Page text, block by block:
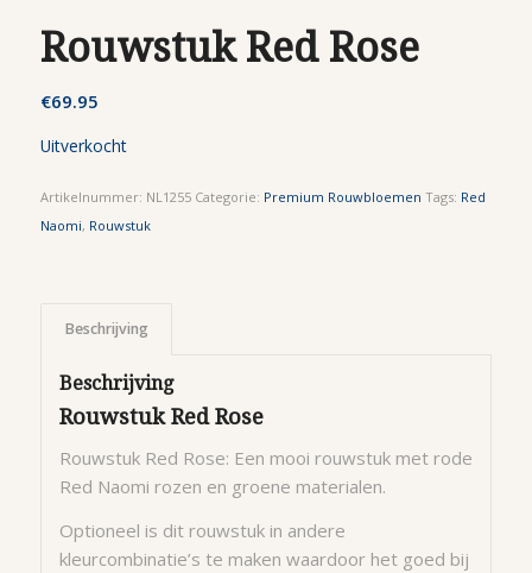
Rouwstuk Red Rose
€69.95
Uitverkocht
Artikelnummer: NL1255 Categorie: Premium Rouwbloemen Tags: Red
Naomi, Rouwstuk
Beschrijving
Beschrijving
Rouwstuk Red Rose
Rouwstuk Red Rose: Een mooi rouwstuk met rode
Red Naomi rozen en groene materialen.
Optioneel is dit rouwstuk in andere
kleurcombinatie’s te maken waardoor het goed bij